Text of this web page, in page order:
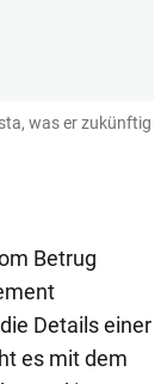
was er zukünftig
Betrug
Details einer
es mit dem